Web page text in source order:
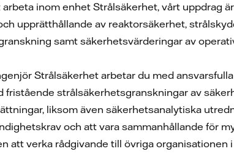
inom enhet Strålsäkerhet, vårt uppdrag
upprätthållande av reaktorsäkerhet,
samt säkerhetsvärderingar av
Strålsäkerhet arbetar du med
fristående strålsäkerhetsgranskningar av
liksom även säkerhetsanalytiska
och att vara sammanhållande för
att verka rådgivande till övriga